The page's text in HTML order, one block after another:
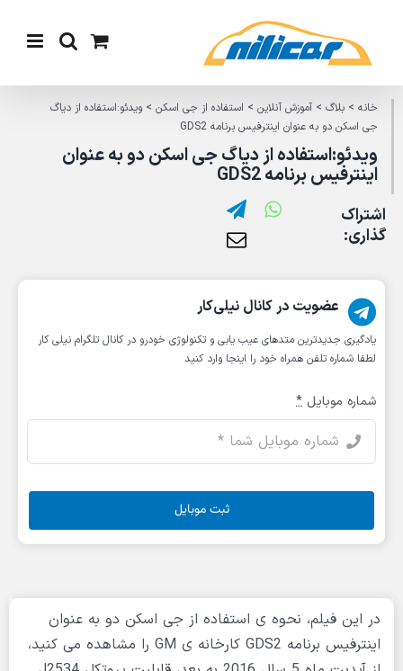
content
خانه> بلاگ> آموزش آنلاین> استفاده از جی اسکن> ویدئو:استفاده از دیاگ
جی اسکن دو به عنوان اینترفیس برنامه GDS2
ویدئو:استفاده از دیاگ جی اسکن دو به عنوان
اینترفیس برنامه GDS2
اشتراک
گذاری:
در این فیلم، نحوه ی استفاده از جی اسکن دو به عنوان
اینترفیس برنامه GDS2 کارخانه ی GM را مشاهده می کنید،
عضویت در کانال نیلی‌کار
یادگیری جدیدترین متد‌های عیب یابی‌ و تکنولوژی خودرو در کانال تلگرام نیلی کار
لطفا شماره تلفن همراه خود را اینجا وارد کنید
شماره موبایل *
ثبت موبایل